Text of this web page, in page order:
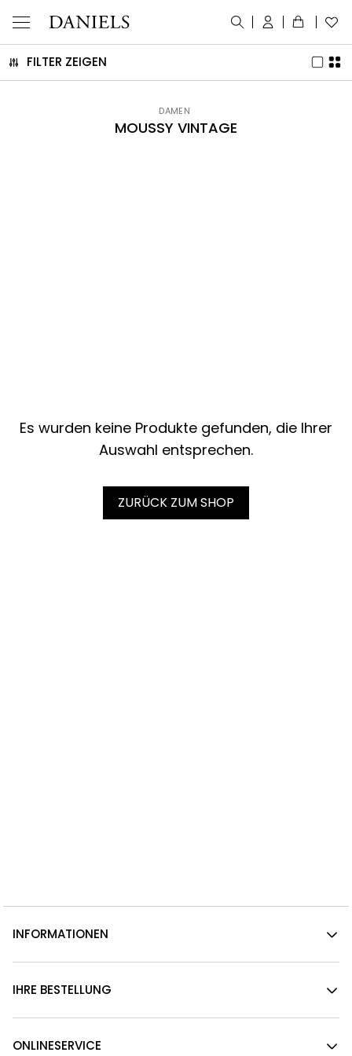
DAMEN
MOUSSY VINTAGE
FILTER ZEIGEN
Es wurden keine Produkte gefunden, die Ihrer
Auswahl entsprechen.
ZURÜCK ZUM SHOP
INFORMATIONEN
IHRE BESTELLUNG
ONLINESERVICE